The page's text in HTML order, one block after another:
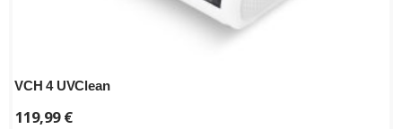
VCH 4 UVClean
119,99€